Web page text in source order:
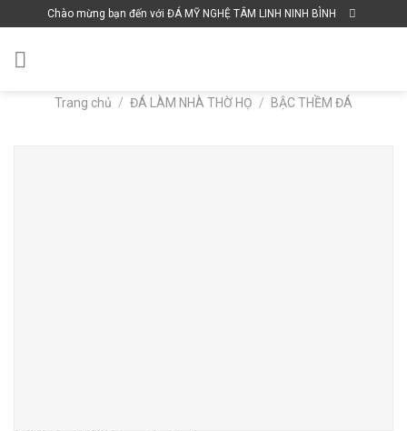
to
content
Chào mừng bạn đến với ĐÁ MỸ NGHỆ TÂM LINH NINH BÌNH
Trang chủ / ĐÁ LÀM NHÀ THỜ HỌ / BẬC THỀM ĐÁ